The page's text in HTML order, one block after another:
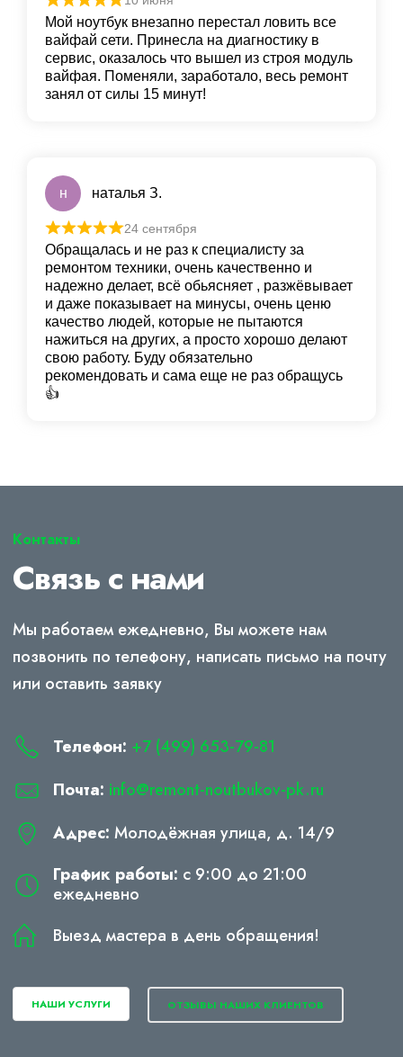
Мой ноутбук внезапно перестал ловить все
вайфай сети. Принесла на диагностику в
сервис, оказалось что вышел из строя модуль
вайфая. Поменяли, заработало, весь ремонт
занял от силы 15 минут!
н наталья З.
24 сентября
Обращалась и не раз к специалисту за
ремонтом техники, очень качественно и
надежно делает, всё обьясняет , разжёвывает
и даже показывает на минусы, очень ценю
качество людей, которые не пытаются
нажиться на других, а просто хорошо делают
свою работу. Буду обязательно
рекомендовать и сама еще не раз обращусь
👍
Контакты
Связь с нами
Мы работаем ежедневно, Вы можете нам
позвонить по телефону, написать письмо на почту
или оставить заявку
Телефон: +7 (499) 653-79-81
Почта: info@remont-noutbukov-pk.ru
Адрес: Молодёжная улица, д. 14/9
График работы: с 9:00 до 21:00
ежедневно
Выезд мастера в день обращения!
НАШИ УСЛУГИ ОТЗЫВЫ НАШИХ КЛИЕНТОВ